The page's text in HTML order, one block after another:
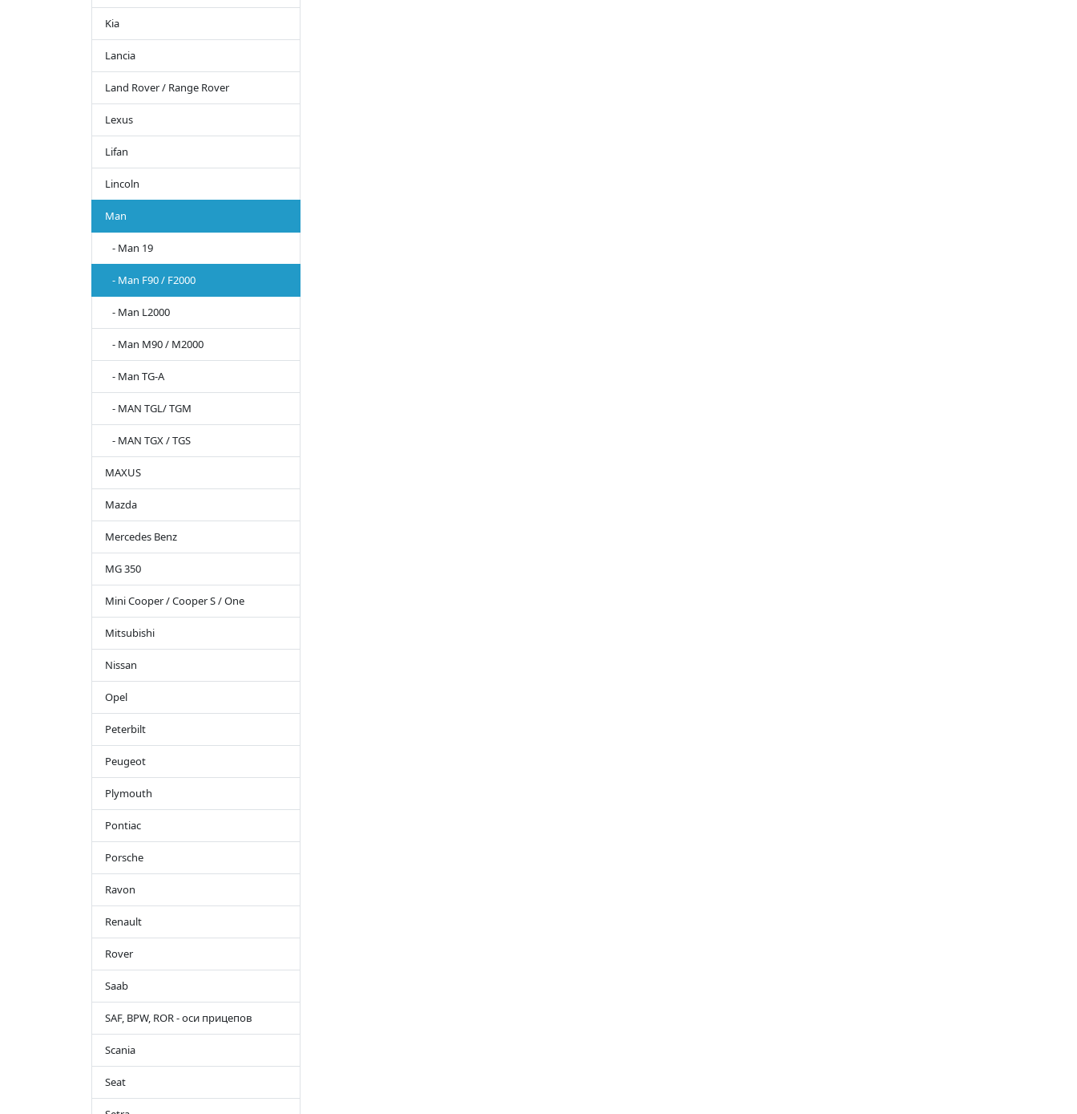
Kia
Lancia
Land Rover / Range Rover
Lexus
Lifan
Lincoln
Man
- Man 19
- Man F90 / F2000
- Man L2000
- Man M90 / M2000
- Man TG-A
- MAN TGL/ TGM
- MAN TGX / TGS
MAXUS
Mazda
Mercedes Benz
MG 350
Mini Cooper / Cooper S / One
Mitsubishi
Nissan
Opel
Peterbilt
Peugeot
Plymouth
Pontiac
Porsche
Ravon
Renault
Rover
Saab
SAF, BPW, ROR - оси прицепов
Scania
Seat